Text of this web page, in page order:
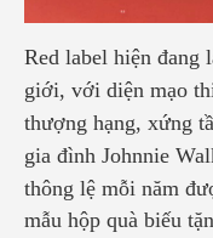
Red label hiện đang
giới, với diện mạo
thượng hạng, xứng
gia đình Johnnie
thông lệ mỗi năm
mẫu hộp quà biếu